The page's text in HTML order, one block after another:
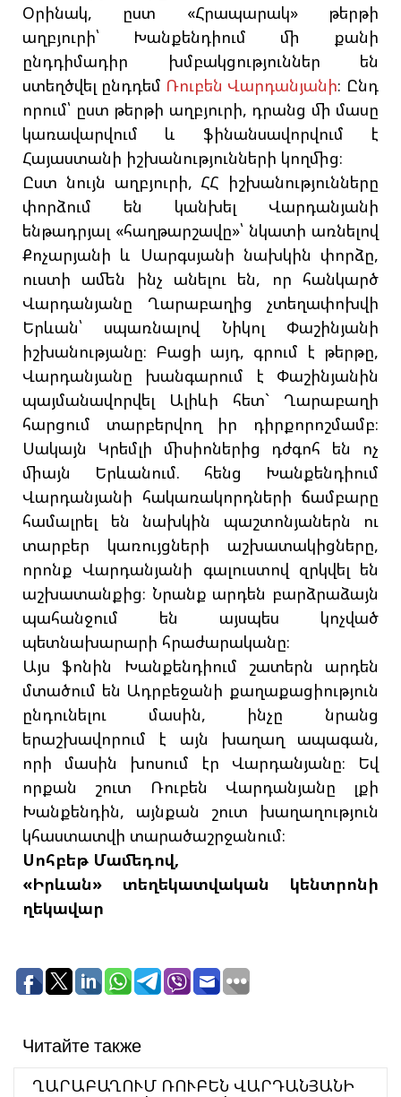
Օրինակ, ըստ «Հրապարակ» թերթի
աղբյուրի՝ Խանքենդիում մի քանի
ընդդիմադիր խմբակցություններ են
ստեղծվել ընդդեմ Ռուբեն Վարդանյանի։ Ընդ
որում՝ ըստ թերթի աղբյուրի, դրանց մի մասը
կառավարվում և ֆինանսավորվում է
Հայաստանի իշխանությունների կողմից։
Ըստ նույն աղբյուրի, ՀՀ իշխանությունները
փորձում են կանխել Վարդանյանի
ենթադրյալ «հաղթարշավը»՝ նկատի առնելով
Քոչարյանի և Սարգսյանի նախկին փորձը,
ուստի ամեն ինչ անելու են, որ հանկարծ
Վարդանյանը Ղարաբաղից չտեղափոխվի
Երևան՝ սպառնալով Նիկոլ Փաշինյանի
իշխանությանը։ Բացի այդ, գրում է թերթը,
Վարդանյանը խանգարում է Փաշինյանին
պայմանավորվել Ալիևի հետ` Ղարաբաղի
հարցում տարբերվող իր դիրքորոշմամբ։
Սակայն Կրեմլի միսիոներից դժգոհ են ոչ
միայն Երևանում. հենց Խանքենդիում
Վարդանյանի հակառակորդների ճամբարը
համալրել են նախկին պաշտոնյաներն ու
տարբեր կառույցների աշխատակիցները,
որոնք Վարդանյանի գալուստով զրկվել են
աշխատանքից։ Նրանք արդեն բարձրաձայն
պահանջում են այսպես կոչված
պետնախարարի հրաժարականը։
Այս ֆոնին Խանքենդիում շատերն արդեն
մտածում են Ադրբեջանի քաղաքացիություն
ընդունելու մասին, ինչը նրանց
երաշխավորում է այն խաղաղ ապագան,
որի մասին խոսում էր Վարդանյանը։ Եվ
որքան շուտ Ռուբեն Վարդանյանը լքի
Խանքենդին, այնքան շուտ խաղաղություն
կհաստատվի տարածաշրջանում։
Սոհբեթ Մամեդով,
«Իրևան» տեղեկատվական կենտրոնի
ղեկավար
Читайте также
ՂԱՐԱԲԱՂՈՒՄ ՌՈՒԲԵՆ ՎԱՐԴԱՆՅԱՆԻ